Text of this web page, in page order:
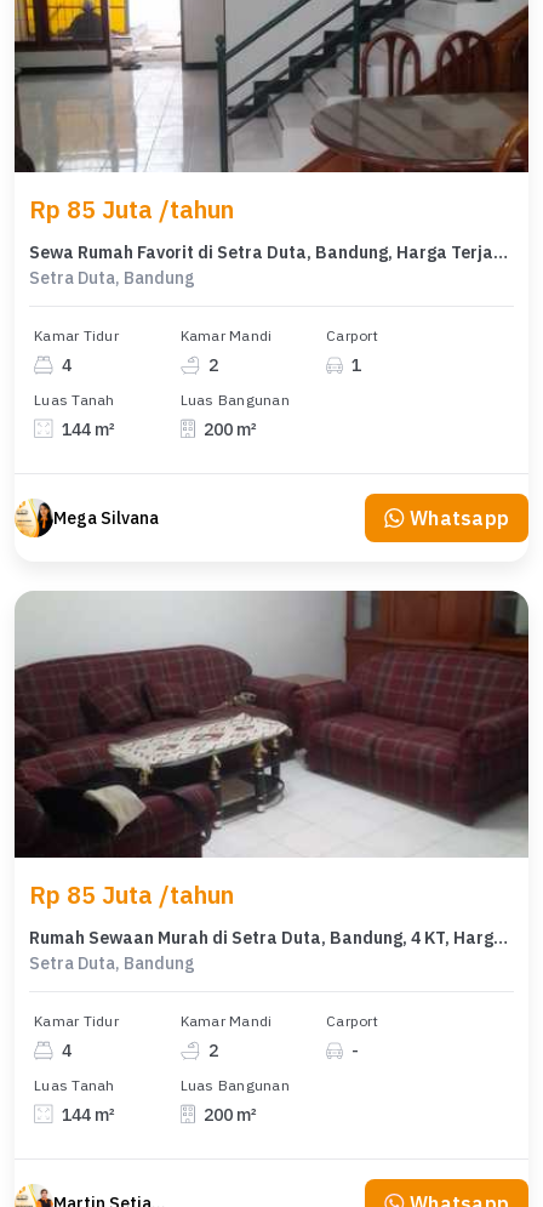
Rp 85 Juta /tahun
Sewa Rumah Favorit di Setra Duta, Bandung, Harga Terjangkau
Setra Duta, Bandung
Kamar Tidur
4
Kamar Mandi
2
Carport
1
Luas Tanah
144 m²
Luas Bangunan
200 m²
Mega Silvana Whatsapp
Rp 85 Juta /tahun
Rumah Sewaan Murah di Setra Duta, Bandung, 4 KT, Harga 85 Juta /tahun
Setra Duta, Bandung
Kamar Tidur
4
Kamar Mandi
2
Carport
-
Luas Tanah
144 m²
Luas Bangunan
200 m²